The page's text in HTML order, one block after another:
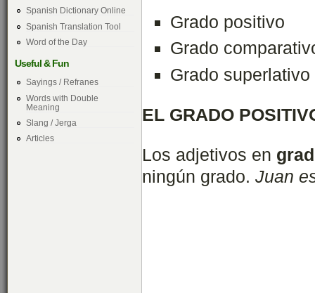
Spanish Dictionary Online
Spanish Translation Tool
Word of the Day
Useful & Fun
Sayings / Refranes
Words with Double
Meaning
Slang / Jerga
Articles
Grado positivo
Grado
Grado superlativo
EL GRADO
Los adjetivos en
ningún grado. Juan